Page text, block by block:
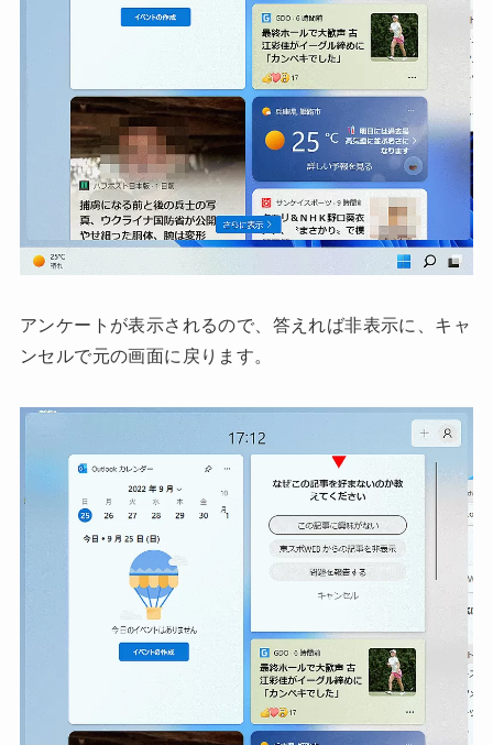
アンケートが表示されるので、答えれば非表示に、キャ
ンセルで元の画面に戻ります。